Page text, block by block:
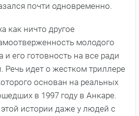
почти одновременно.
как ничто другое
молодого
и его готовность на все ради
Речь идет о жестком триллере
основан на реальных
в 1997 году в Анкаре.
истории даже у людей с